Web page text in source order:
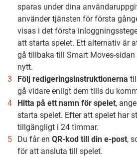
sparas under dina
använder tjänsten för första
visas i det första
att starta spelet. Ett alternativ är
gå tillbaka till Smart Moves-
nytt.
Följ redigeringsinstruktionerna
gå vidare enligt dem tills du
Hitta på ett namn för spelet,
starta spelet. Efter att spelet har
tillgängligt i 24 timmar.
Du får en QR-kod till din e-post,
för att ansluta till spelet.